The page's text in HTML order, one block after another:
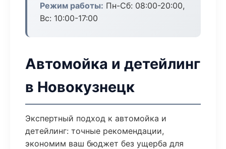
Режим работы: Пн-Сб: 08:00-20:00,
Вс: 10:00-17:00
Автомойка и детейлинг
в Новокузнецк
Экспертный подход к автомойка и
детейлинг: точные рекомендации,
экономим ваш бюджет без ущерба для